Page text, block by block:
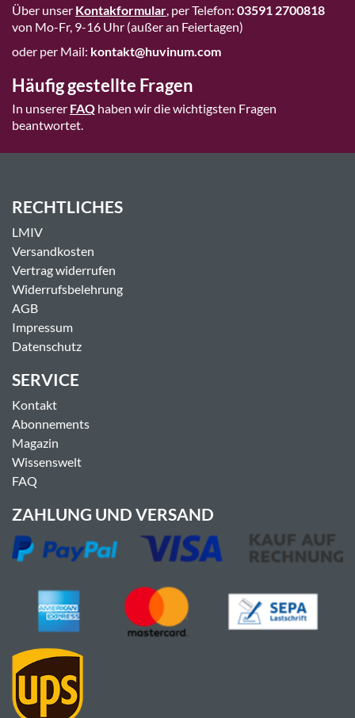
Über unser Kontakformular, per Telefon: 03591 2700818
von Mo-Fr, 9-16 Uhr (außer an Feiertagen)
oder per Mail: kontakt@huvinum.com
Häufig gestellte Fragen
In unserer FAQ haben wir die wichtigsten Fragen
beantwortet.
RECHTLICHES
LMIV
Versandkosten
Vertrag widerrufen
Widerrufsbelehrung
AGB
Impressum
Datenschutz
SERVICE
Kontakt
Abonnements
Magazin
Wissenswelt
FAQ
ZAHLUNG UND VERSAND